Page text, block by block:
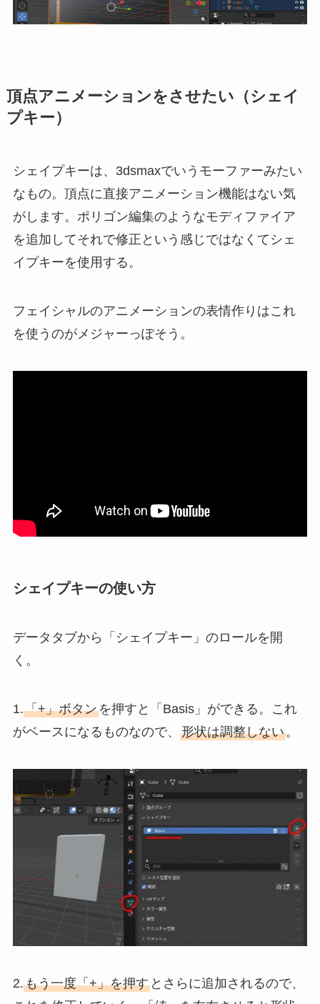
頂点アニメーションをさせたい（シェイ
プキー）
シェイプキーは、3dsmaxでいうモーファーみたい
なもの。頂点に直接アニメーション機能はない気
がします。ポリゴン編集のようなモディファイア
を追加してそれで修正という感じではなくてシェ
イプキーを使用する。
フェイシャルのアニメーションの表情作りはこれ
を使うのがメジャーっぽそう。
シェイプキーの使い方
データタブから「シェイプキー」のロールを開
く。
1.「+」ボタンを押すと「Basis」ができる。これ
がベースになるものなので、 形状は調整しない。
2.もう一度「+」を押すとさらに追加されるので、